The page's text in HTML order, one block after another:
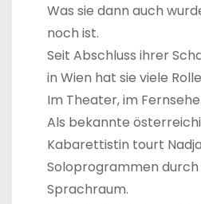
Was sie dann auch
noch ist.
Seit Abschluss ihrer
in Wien hat sie viele
Im Theater, im
Als bekannte
Kabarettistin tourt
Soloprogrammen
Sprachraum.